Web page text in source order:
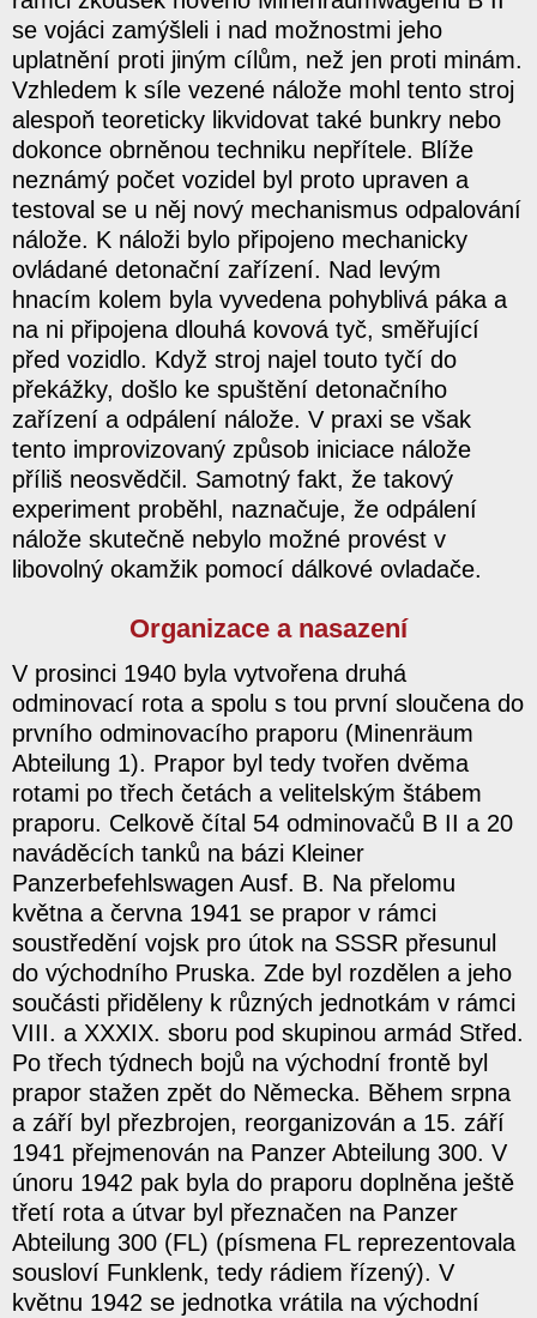
se vojáci zamýšleli i nad možnostmi jeho
uplatnění proti jiným cílům, než jen proti minám.
Vzhledem k síle vezené nálože mohl tento stroj
alespoň teoreticky likvidovat také bunkry nebo
dokonce obrněnou techniku nepřítele. Blíže
neznámý počet vozidel byl proto upraven a
testoval se u něj nový mechanismus odpalování
nálože. K náloži bylo připojeno mechanicky
ovládané detonační zařízení. Nad levým
hnacím kolem byla vyvedena pohyblivá páka a
na ni připojena dlouhá kovová tyč, směřující
před vozidlo. Když stroj najel touto tyčí do
překážky, došlo ke spuštění detonačního
zařízení a odpálení nálože. V praxi se však
tento improvizovaný způsob iniciace nálože
příliš neosvědčil. Samotný fakt, že takový
experiment proběhl, naznačuje, že odpálení
nálože skutečně nebylo možné provést v
libovolný okamžik pomocí dálkové ovladače.
Organizace a nasazení
V prosinci 1940 byla vytvořena druhá
odminovací rota a spolu s tou první sloučena do
prvního odminovacího praporu (Minenräum
Abteilung 1). Prapor byl tedy tvořen dvěma
rotami po třech četách a velitelským štábem
praporu. Celkově čítal 54 odminovačů B II a 20
naváděcích tanků na bázi Kleiner
Panzerbefehlswagen Ausf. B. Na přelomu
května a června 1941 se prapor v rámci
soustředění vojsk pro útok na SSSR přesunul
do východního Pruska. Zde byl rozdělen a jeho
součásti přiděleny k různých jednotkám v rámci
VIII. a XXXIX. sboru pod skupinou armád Střed.
Po třech týdnech bojů na východní frontě byl
prapor stažen zpět do Německa. Během srpna
a září byl přezbrojen, reorganizován a 15. září
1941 přejmenován na Panzer Abteilung 300. V
únoru 1942 pak byla do praporu doplněna ještě
třetí rota a útvar byl přeznačen na Panzer
Abteilung 300 (FL) (písmena FL reprezentovala
sousloví Funklenk, tedy rádiem řízený). V
květnu 1942 se jednotka vrátila na východní